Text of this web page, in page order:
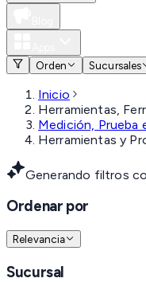
Orden
Sucursales
Inicio
Herramientas,
Medición, Prueba
Herramientas y
Generando filtros
Ordenar por
Relevancia
Sucursal